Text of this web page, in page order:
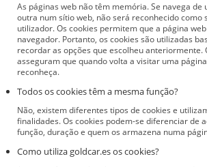
As páginas web não têm memória. Se navega de
outra num sítio web, não será reconhecido como
utilizador. Os cookies permitem que a página
navegador. Portanto, os cookies são utilizadas
recordar as opções que escolheu anteriormente.
asseguram que quando volta a visitar uma
reconheça.
Todos os cookies têm a mesma função?
Não, existem diferentes tipos de cookies e
finalidades. Os cookies podem-se diferenciar de
função, duração e quem os armazena numa
Como utiliza goldcar.es os cookies?